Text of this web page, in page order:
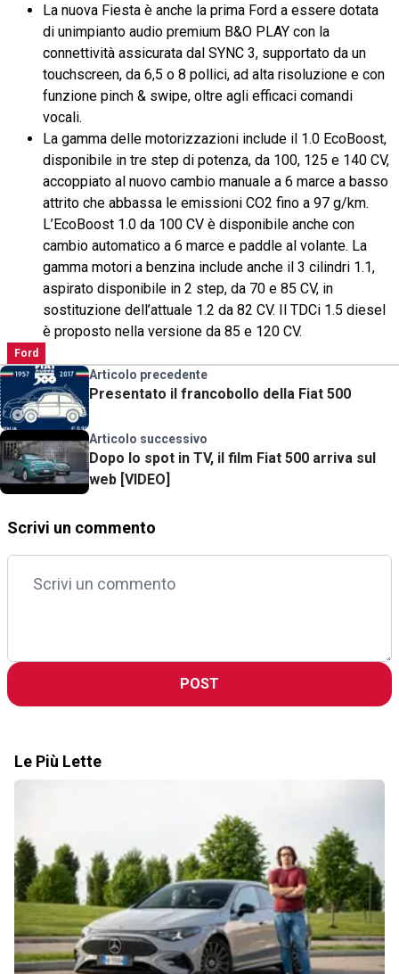
La nuova Fiesta è anche la prima Ford a essere dotata
di unimpianto audio premium B&O PLAY con la
connettività assicurata dal SYNC 3, supportato da un
touchscreen, da 6,5 o 8 pollici, ad alta risoluzione e con
funzione pinch & swipe, oltre agli efficaci comandi
vocali.
La gamma delle motorizzazioni include il 1.0 EcoBoost,
disponibile in tre step di potenza, da 100, 125 e 140 CV,
accoppiato al nuovo cambio manuale a 6 marce a basso
attrito che abbassa le emissioni CO2 fino a 97 g/km.
L’EcoBoost 1.0 da 100 CV è disponibile anche con
cambio automatico a 6 marce e paddle al volante. La
gamma motori a benzina include anche il 3 cilindri 1.1,
aspirato disponibile in 2 step, da 70 e 85 CV, in
sostituzione dell’attuale 1.2 da 82 CV. Il TDCi 1.5 diesel
è proposto nella versione da 85 e 120 CV.
Ford
Articolo precedente
Presentato il francobollo della Fiat 500
Articolo successivo
Dopo lo spot in TV, il film Fiat 500 arriva sul
web [VIDEO]
Scrivi un commento
POST
Le Più Lette